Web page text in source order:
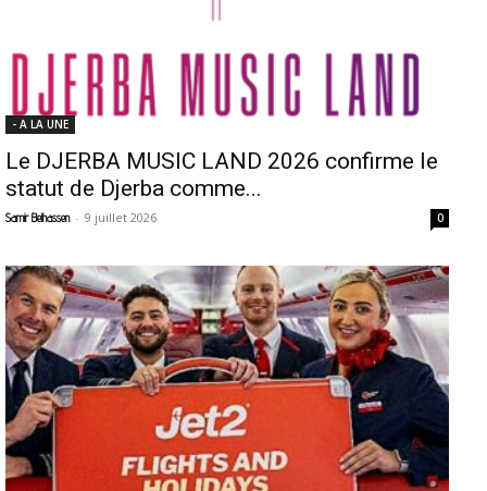
- A LA UNE
Le DJERBA MUSIC LAND 2026 confirme le
statut de Djerba comme...
Samir Belhassen - 9 juillet 2026 0